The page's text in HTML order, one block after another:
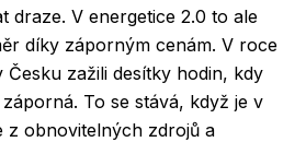
draze. V energetice 2.0 to ale
díky záporným cenám. V roce
Česku zažili desítky hodin, kdy
To se stává, když je v
z obnovitelných zdrojů a